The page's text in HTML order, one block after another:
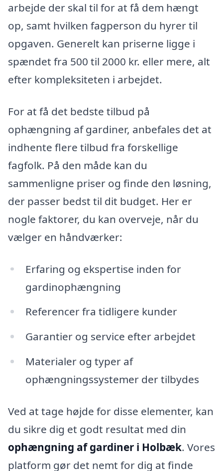
arbejde der skal til for at få dem hængt
op, samt hvilken fagperson du hyrer til
opgaven. Generelt kan priserne ligge i
spændet fra 500 til 2000 kr. eller mere, alt
efter kompleksiteten i arbejdet.
For at få det bedste tilbud på
ophængning af gardiner, anbefales det at
indhente flere tilbud fra forskellige
fagfolk. På den måde kan du
sammenligne priser og finde den løsning,
der passer bedst til dit budget. Her er
nogle faktorer, du kan overveje, når du
vælger en håndværker:
Erfaring og ekspertise inden for
gardinophængning
Referencer fra tidligere kunder
Garantier og service efter arbejdet
Materialer og typer af
ophængningssystemer der tilbydes
Ved at tage højde for disse elementer, kan
du sikre dig et godt resultat med din
ophængning af gardiner i Holbæk. Vores
platform gør det nemt for dig at finde